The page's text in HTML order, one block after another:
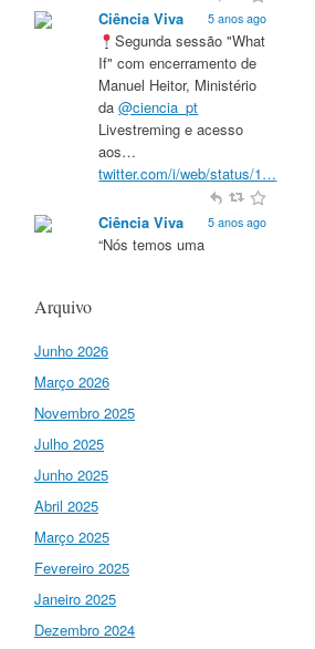
Ciência Viva 5 anos ago
Segunda sessão "What
If" com encerramento de
Manuel Heitor, Ministério
da@ciencia_pt
Livestreming e acesso
aos…
twitter.com/i/web/status/1…
Ciência Viva 5 anos ago
“Nós temos uma
conseguimos criar…
twitter.com/i/web/status/1…
Ciência Viva
“O que nos distingue de
outros locais é a nossa
em três valores:
twitter.com/i/web/status/1…
Ciência Viva
Arquivo
Junho 2026
Março 2026
Novembro 2025
Julho 2025
Junho 2025
Abril 2025
Março 2025
Fevereiro 2025
Janeiro 2025
Dezembro 2024